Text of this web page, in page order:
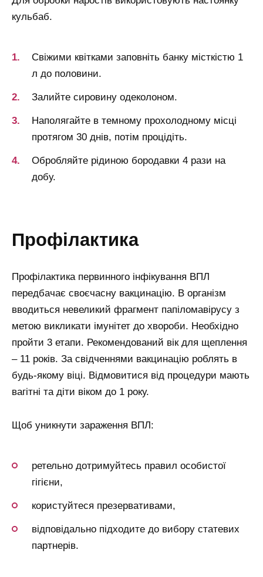
кульбаб.
Свіжими квітками заповніть банку місткістю 1
л до половини.
Залийте сировину одеколоном.
Наполягайте в темному прохолодному місці
протягом 30 днів, потім процідіть.
Обробляйте рідиною бородавки 4 рази на
добу.
профілактика
Профілактика первинного інфікування ВПЛ
передбачає своєчасну вакцинацію. В організм
вводиться невеликий фрагмент папіломавірусу з
метою викликати імунітет до хвороби. Необхідно
пройти 3 етапи. Рекомендований вік для щеплення
– 11 років. За свідченнями вакцинацію роблять в
будь-якому віці. Відмовитися від процедури мають
вагітні та діти віком до 1 року.
Щоб уникнути зараження ВПЛ:
ретельно дотримуйтесь правил особистої
гігієни,
користуйтеся презервативами,
відповідально підходите до вибору статевих
партнерів.